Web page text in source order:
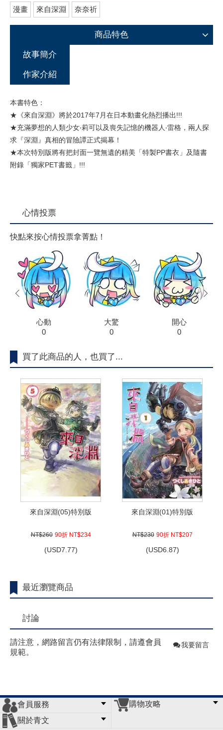
漫畫 來自深淵 奈奈祈
商品特色
故事簡介
作家介紹
本書特色：
★《來自深淵》將於2017年7月在日本動畫化熱烈播出!!!
★充滿夢想的人類少女‧莉可以及喪失記憶的機器人‧雷格，兩人探
求『深淵』真相的冒險譚正式揭幕！
★本次特別版將有把封面一覽無遺的精美「特製PP書衣」及隨書
附錄「獨家PET書籤」!!!
心情投票
快點來按心情投票拿菁點！
心動
0
大驚
0
開心
0
prev next
買了此商品的人，也買了...
來自深淵(05)特別版
NT$260 90折 NT$234
(USD7.77)
來自深淵(01)特別版
NT$230 90折 NT$207
(USD6.87)
最近瀏覽商品
討論
請注意，網路留言仍有法律限制，請遵會員
規範。
我要留言
會員服務
會員辦法
客服信箱
隱私條款
網站導覽
購物攻略
關於青文